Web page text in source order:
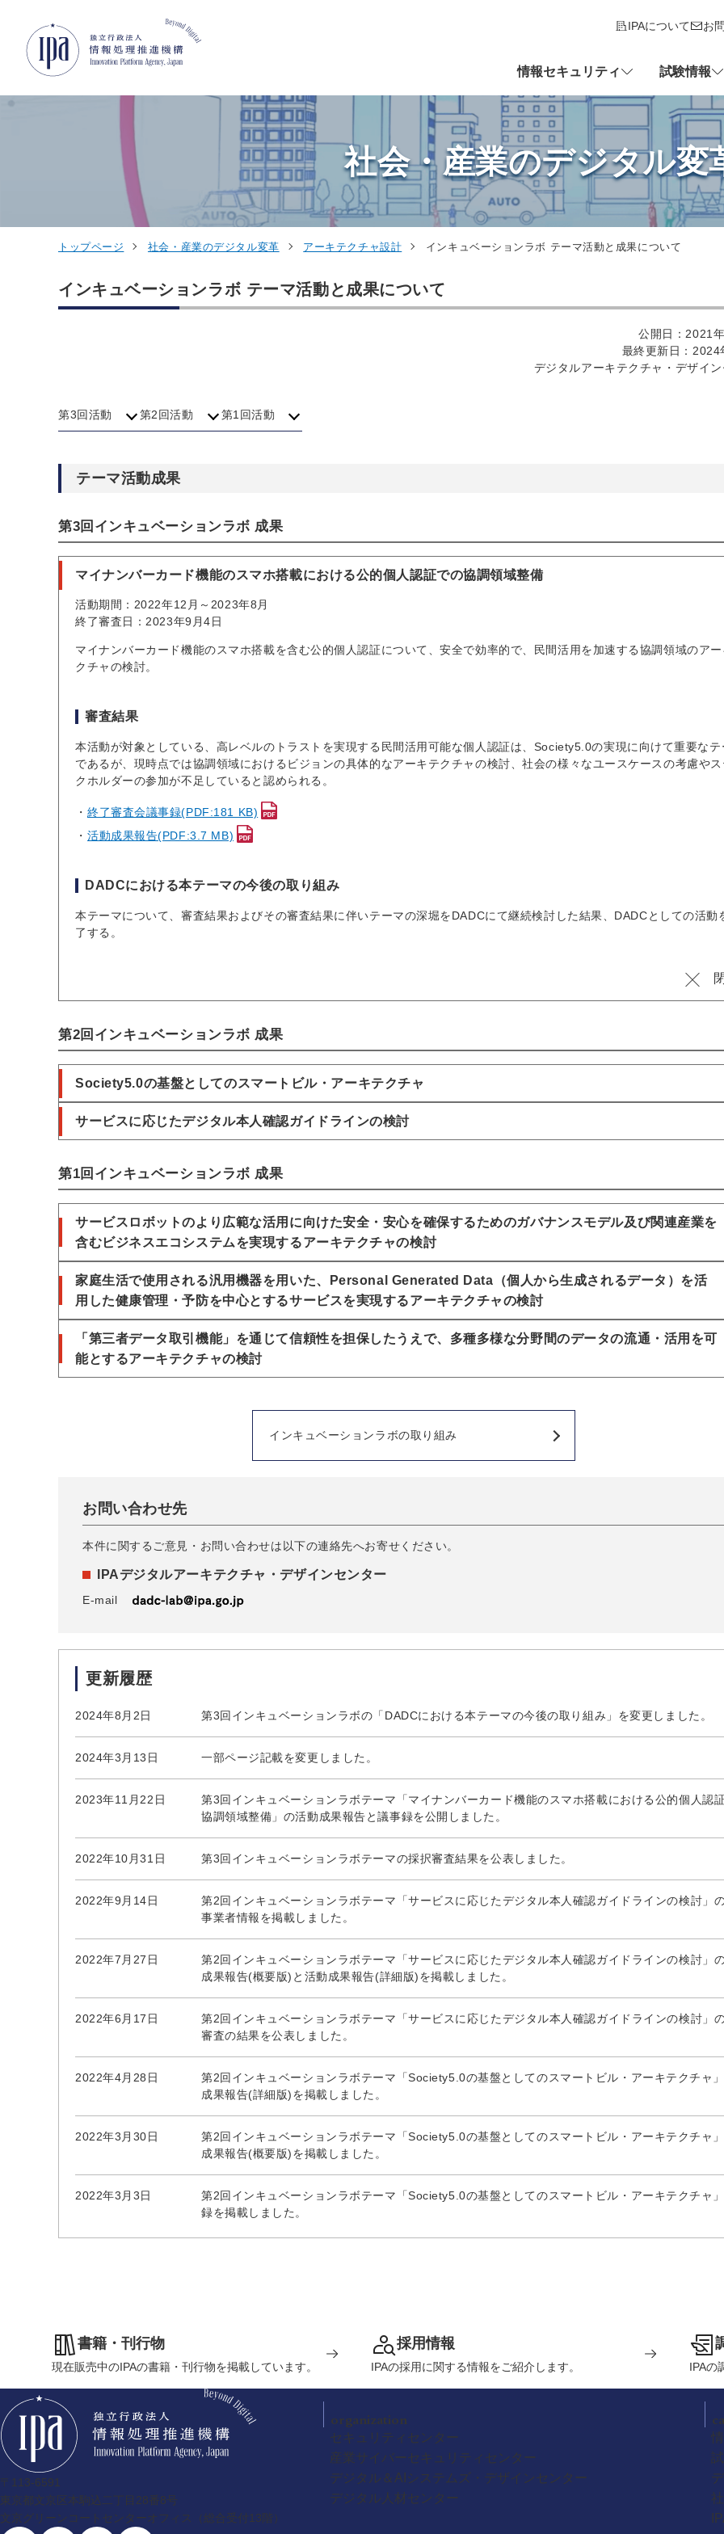
IPAについて
お
情報セキュリティ 試験情報
社会・産業のデジタル変
トップページ 社会・産業のデジタル変革 アーキテクチャ設計 インキュベーションラボ テーマ活動と成果について
インキュベーションラボ テーマ活動と成果について
公開日：2021
最終更新日：2024
デジタルアーキテクチャ・デザイ
第3回活動 第2回活動 第1回活動
テーマ活動成果
第3回インキュベーションラボ 成果
マイナンバーカード機能のスマホ搭載における公的個人認証での協調領域整備
活動期間：2022年12月～2023年8月
終了審査日：2023年9月4日
マイナンバーカード機能のスマホ搭載を含む公的個人認証について、安全で効率的で、民間活用を加速する協調領域のア
クチャの検討。
審査結果
本活動が対象としている、高レベルのトラストを実現する民間活用可能な個人認証は、Society5.0の実現に向けて重要なテ
であるが、現時点では協調領域におけるビジョンの具体的なアーキテクチャの検討、社会の様々なユースケースの考慮や
クホルダーの参加が不足していると認められる。
終了審査会議事録(PDF:181 KB)
活動成果報告(PDF:3.7 MB)
DADCにおける本テーマの今後の取り組み
本テーマについて、審査結果およびその審査結果に伴いテーマの深堀をDADCにて継続検討した結果、DADCとしての活動
了する。
第2回インキュベーションラボ 成果
Society5.0の基盤としてのスマートビル・アーキテクチャ
サービスに応じたデジタル本人確認ガイドラインの検討
第1回インキュベーションラボ 成果
サービスロボットのより広範な活用に向けた安全・安心を確保するためのガバナンスモデル及び関連産業を
含むビジネスエコシステムを実現するアーキテクチャの検討
家庭生活で使用される汎用機器を用いた、Personal Generated Data（個人から生成されるデータ）を活
用した健康管理・予防を中心とするサービスを実現するアーキテクチャの検討
「第三者データ取引機能」を通じて信頼性を担保したうえで、多種多様な分野間のデータの流通・活用を可
能とするアーキテクチャの検討
インキュベーションラボの取り組み
お問い合わせ先
本件に関するご意見・お問い合わせは以下の連絡先へお寄せください。
IPAデジタルアーキテクチャ・デザインセンター
E-mail
更新履歴
2024年8月2日 第3回インキュベーションラボの「DADCにおける本テーマの今後の取り組み」を変更しました。
2024年3月13日 一部ページ記載を変更しました。
2023年11月22日
第3回インキュベーションラボテーマ「マイナンバーカード機能のスマホ搭載における公的個人認
協調領域整備」の活動成果報告と議事録を公開しました。
2022年10月31日 第3回インキュベーションラボテーマの採択審査結果を公表しました。
2022年9月14日
第2回インキュベーションラボテーマ「サービスに応じたデジタル本人確認ガイドラインの検討」
事業者情報を掲載しました。
2022年7月27日
第2回インキュベーションラボテーマ「サービスに応じたデジタル本人確認ガイドラインの検討」
成果報告(概要版)と活動成果報告(詳細版)を掲載しました。
2022年6月17日
第2回インキュベーションラボテーマ「サービスに応じたデジタル本人確認ガイドラインの検討」
審査の結果を公表しました。
2022年4月28日
第2回インキュベーションラボテーマ「Society5.0の基盤としてのスマートビル・アーキテクチャ
成果報告(詳細版)を掲載しました。
2022年3月30日
第2回インキュベーションラボテーマ「Society5.0の基盤としてのスマートビル・アーキテクチャ
成果報告(概要版)を掲載しました。
2022年3月3日
第2回インキュベーションラボテーマ「Society5.0の基盤としてのスマートビル・アーキテクチャ
録を掲載しました。
書籍・刊行物
現在販売中のIPAの書籍・刊行物を掲載しています。
採用情報
IPAの採用に関する情報をご紹介します。 IPAの
〒113-6591
東京都文京区本駒込二丁目28番8号
文京グリーンコートセンターオフィス（総合受付13階）
organization
セキュリティセンター
産業サイバーセキュリティセンター
デジタル＆AIシステムズ・デザインセンター
デジタル人材センター